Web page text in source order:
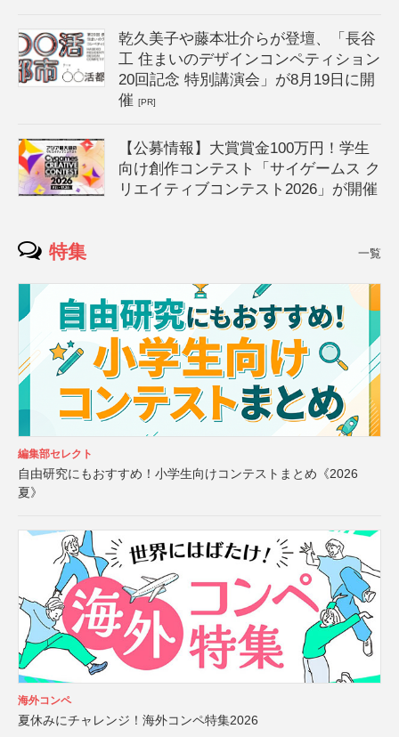
乾久美子や藤本壮介らが登壇、「長谷
工 住まいのデザインコンペティション
20回記念 特別講演会」が8月19日に開
催[PR]
【公募情報】大賞賞金100万円！学生
向け創作コンテスト「サイゲームス ク
リエイティブコンテスト2026」が開催
特集 一覧
編集部セレクト
自由研究にもおすすめ！小学生向けコンテストまとめ《2026
夏》
海外コンペ
夏休みにチャレンジ！海外コンペ特集2026